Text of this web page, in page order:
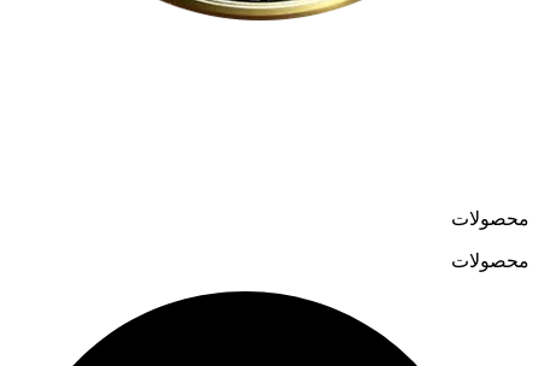
محصولات
محصولات